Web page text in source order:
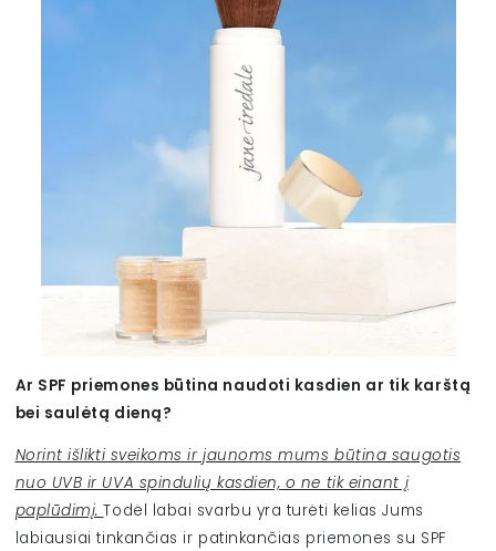
Ar SPF priemones būtina naudoti kasdien ar tik karštą
bei saulėtą dieną?
Norint išlikti sveikoms ir jaunoms mums būtina saugotis
nuo UVB ir UVA spindulių kasdien, o ne tik einant į
paplūdimį.Todėl labai svarbu yra turėti kelias Jums
labiausiai tinkančias ir patinkančias priemones su SPF